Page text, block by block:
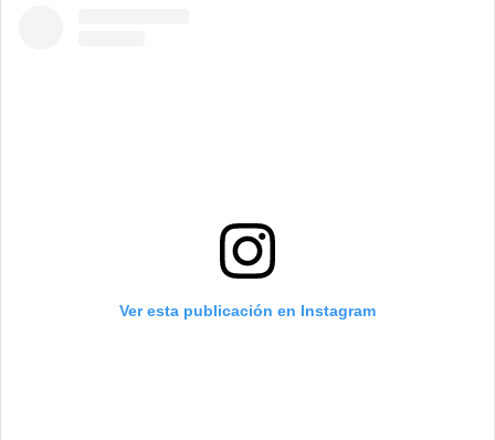
Ver esta publicación en Instagram